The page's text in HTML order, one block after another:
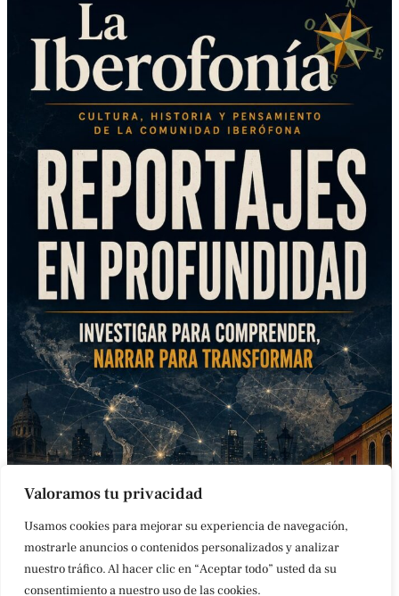
Valoramos tu privacidad
Usamos cookies para mejorar su experiencia de navegación,
mostrarle anuncios o contenidos personalizados y analizar
nuestro tráfico. Al hacer clic en “Aceptar todo” usted da su
consentimiento a nuestro uso de las cookies.
CONTACTOAVISO LEGAL POLÍTICA DE COOKIES